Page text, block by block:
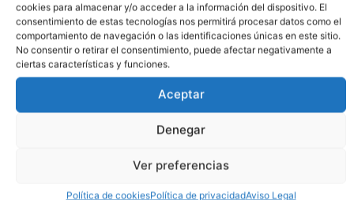
cookies para almacenar y/o acceder a la información del dispositivo. El
consentimiento de estas tecnologías nos permitirá procesar datos como el
comportamiento de navegación o las identificaciones únicas en este sitio.
No consentir o retirar el consentimiento, puede afectar negativamente a
ciertas características y funciones.
Aceptar
Denegar
Ver preferencias
Política de cookiesPolítica de privacidadAviso Legal
Ú
n
e
a